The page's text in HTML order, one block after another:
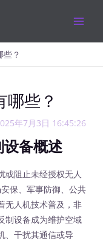
些？
哪些？
年7月3日 16:45:26
备概述
阻止未经授权无人
保、军事防御、公共
无人机技术普及，非
制设备成为维护空域
、干扰其通信或导